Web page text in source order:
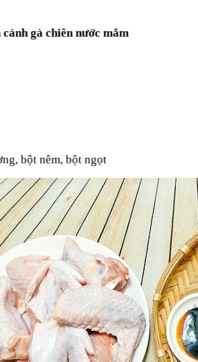
gà chiên nước mắm
bột nêm, bột ngọt